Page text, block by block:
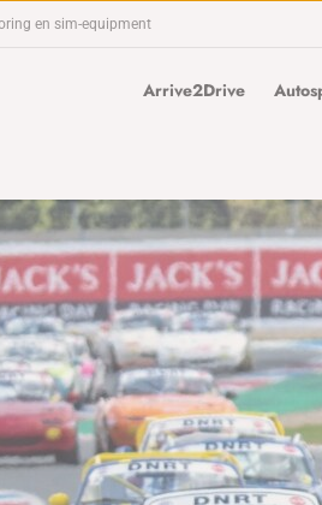
en sim-equipment
Arrive2Drive